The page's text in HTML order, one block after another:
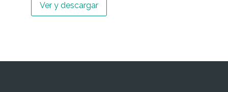
Ver y descargar